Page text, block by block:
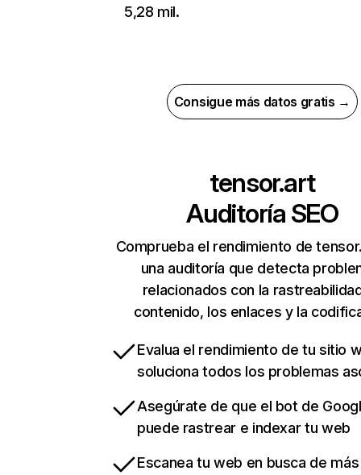
5,28 mil.
Consigue más datos gratis →
tensor.art
Auditoría SEO
Comprueba el rendimiento de
una auditoría que detecta
relacionados con la
contenido, los enlaces y la
Evalua el rendimiento de tu sitio
soluciona todos los problemas
Asegúrate de que el bot de
puede rastrear e indexar tu web
Escanea tu web en busca de